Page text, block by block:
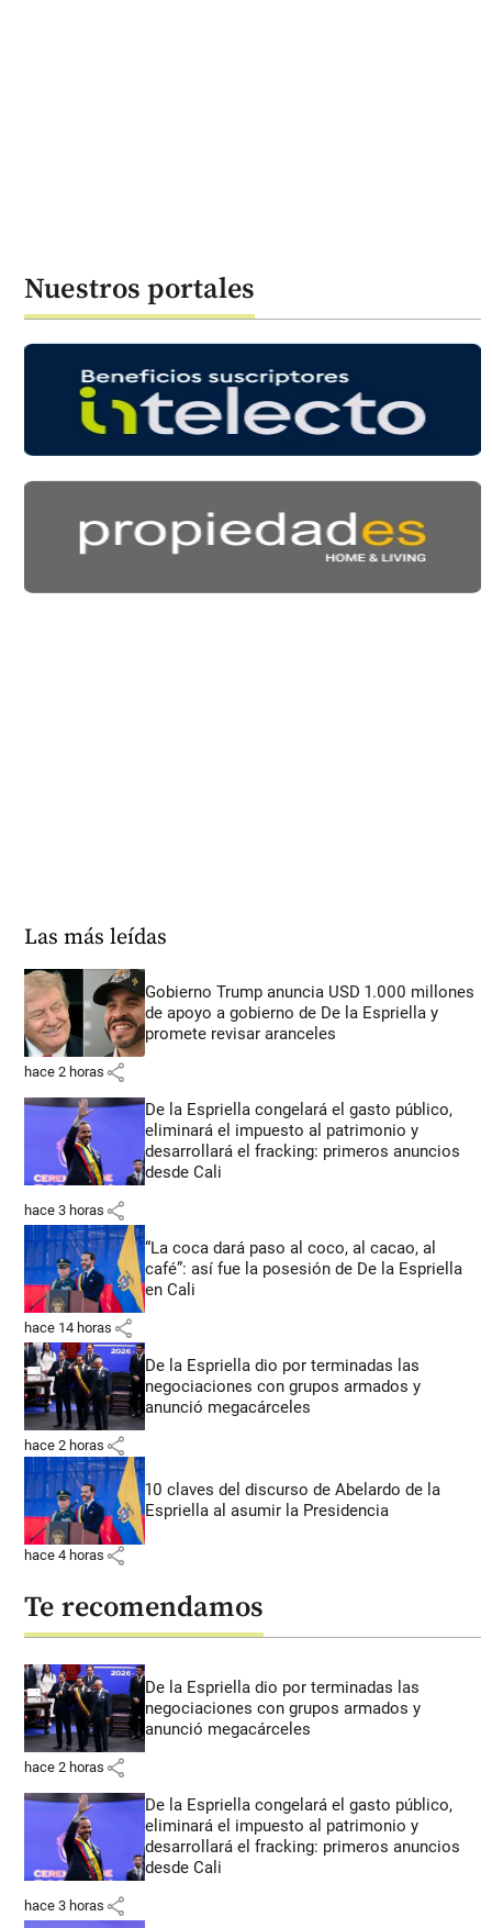
Nuestros portales
Las más leídas
Gobierno Trump anuncia USD 1.000 millones
de apoyo a gobierno de De la Espriella y
promete revisar aranceles
hace 2 horas share
De la Espriella congelará el gasto público,
eliminará el impuesto al patrimonio y
desarrollará el fracking: primeros anuncios
desde Cali
hace 3 horas share
“La coca dará paso al coco, al cacao, al
café”: así fue la posesión de De la Espriella
en Cali
hace 14 horas share
De la Espriella dio por terminadas las
negociaciones con grupos armados y
anunció megacárceles
hace 2 horas share
10 claves del discurso de Abelardo de la
Espriella al asumir la Presidencia
hace 4 horas share
Te recomendamos
De la Espriella dio por terminadas las
negociaciones con grupos armados y
anunció megacárceles
hace 2 horas share
De la Espriella congelará el gasto público,
eliminará el impuesto al patrimonio y
desarrollará el fracking: primeros anuncios
desde Cali
hace 3 horas share